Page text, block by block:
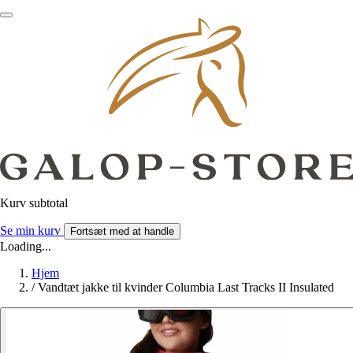
Kurv subtotal
Se min kurv Fortsæt med at handle
Loading...
Hjem
/ Vandtæt jakke til kvinder Columbia Last Tracks II Insulated